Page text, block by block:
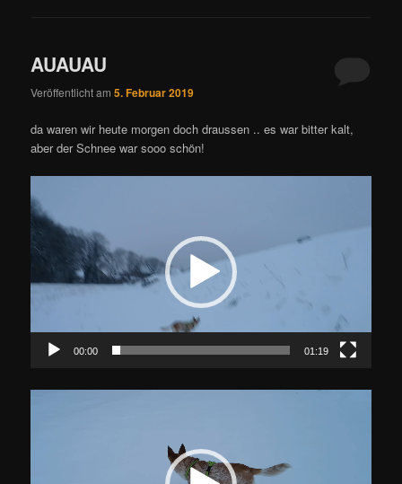
AUAUAU
Veröffentlicht am5. Februar 2019
da waren wir heute morgen doch draussen .. es war bitter kalt,
aber der Schnee war sooo schön!
Player
00:00 01:19